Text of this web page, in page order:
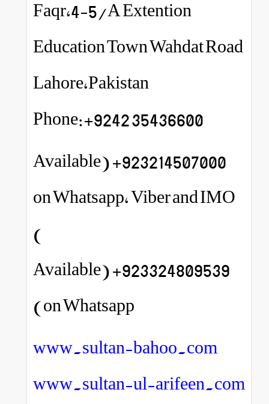
Faqr,4-5/A Extention
Education Town Wahdat Road
Lahore,Pakistan
Phone:+9242 35436600
923214507000+ (Available
on Whatsapp, Viber and IMO
)
923324809539+ (Available
on Whatsapp)
www.sultan-bahoo.com
www.sultan-ul-arifeen.com